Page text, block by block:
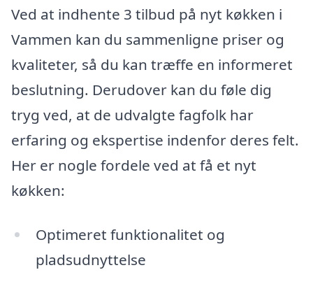
Ved at indhente 3 tilbud på nyt køkken i
Vammen kan du sammenligne priser og
kvaliteter, så du kan træffe en informeret
beslutning. Derudover kan du føle dig
tryg ved, at de udvalgte fagfolk har
erfaring og ekspertise indenfor deres felt.
Her er nogle fordele ved at få et nyt
køkken:
Optimeret funktionalitet og
pladsudnyttelse